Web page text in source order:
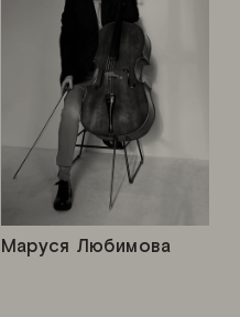
Маруся Любимова